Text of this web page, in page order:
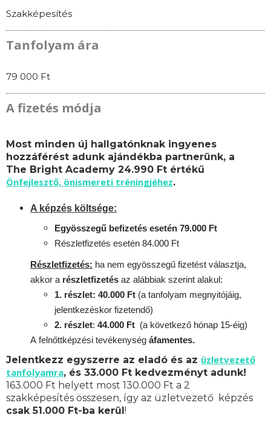
Szakképesítés
Tanfolyam ára
79 000 Ft
A fizetés módja
Most minden új hallgatónknak ingyenes
hozzáférést adunk ajándékba partnerünk, a
The Bright Academy 24.990 Ft értékű
Önfejlesztő, önismereti tréningjéhez.
A képzés költsége:
Egyösszegű befizetés esetén 79.000 Ft
Részletfizetés esetén 84.000 Ft
Részletfizetés: ha nem egyösszegű fizetést választja,
akkor a részletfizetés az alábbiak szerint alakul:
1. részlet: 40.000 Ft (a tanfolyam megnyitójáig,
jelentkezéskor fizetendő)
2. részlet: 44.000 Ft (a következő hónap 15-éig)
A felnőttképzési tevékenység áfamentes.
Jelentkezz egyszerre az eladó és az üzletvezető
tanfolyamra, és 33.000 Ft kedvezményt adunk!
163.000 Ft helyett most 130.000 Ft a 2
szakképesítés összesen, így az üzletvezető képzés
csak 51.000 Ft-ba kerül !